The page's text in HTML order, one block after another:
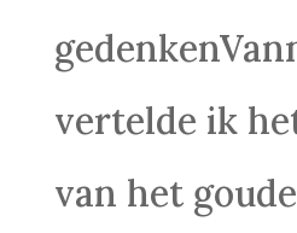
vertelde ik
van het